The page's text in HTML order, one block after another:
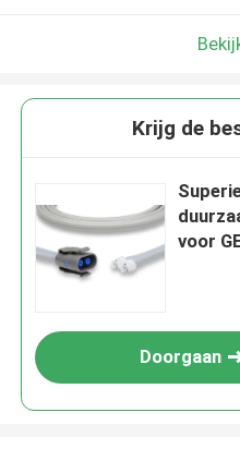
Krijg de
voor
Doorgaan